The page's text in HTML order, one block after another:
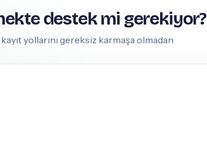
destek mi gerekiyor?
yollarını gereksiz karmaşa olmadan